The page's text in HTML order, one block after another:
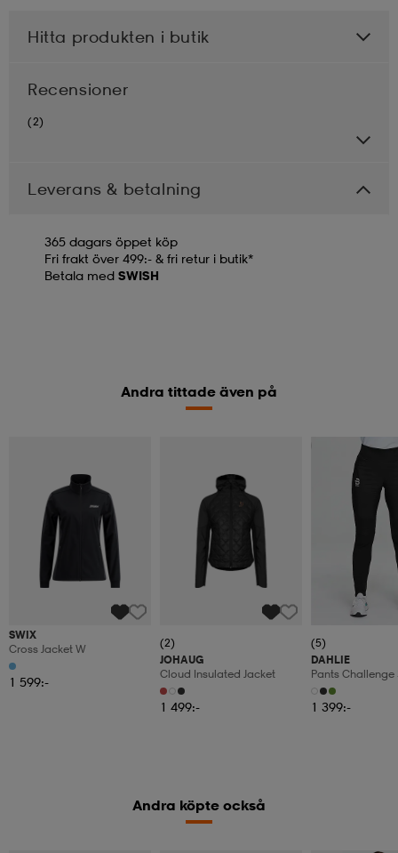
Hitta produkten i butik
Recensioner
(2)
Leverans & betalning
365 dagars öppet köp
Fri frakt över 499:- & fri retur i butik*
Betala med SWISH
Andra tittade även på
SWIX
Cross Jacket W
1 599:-
(2)
JOHAUG
Cloud Insulated Jacket
1 499:-
Paketpris 2999:-
(5)
DAHLIE
Pants Challenge
1 399:-
Andra köpte också